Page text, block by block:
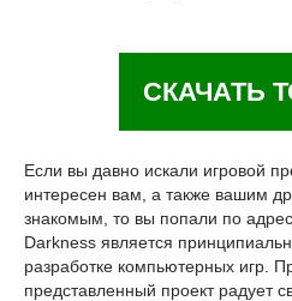
СКАЧАТЬ
Если вы давно искали игровой
интересен вам, а также вашим
знакомым, то вы попали по
Darkness является
разработке компьютерных игр.
представленный проект радует